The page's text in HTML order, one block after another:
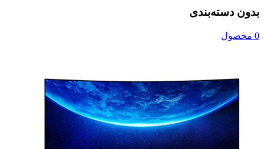
بدون دسته‌بندی
0 محصول